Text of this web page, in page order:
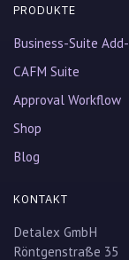
PRODUKTE
Business-Suite
CAFM Suite
Approval Workflow
Shop
Blog
KONTAKT
Detalex GmbH
Röntgenstraße 35